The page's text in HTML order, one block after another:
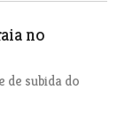
no
de subida do